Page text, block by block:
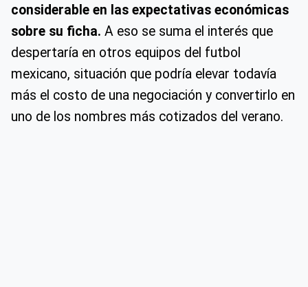
considerable en las expectativas económicas
sobre su ficha. A eso se suma el interés que
despertaría en otros equipos del futbol
mexicano, situación que podría elevar todavía
más el costo de una negociación y convertirlo en
uno de los nombres más cotizados del verano.